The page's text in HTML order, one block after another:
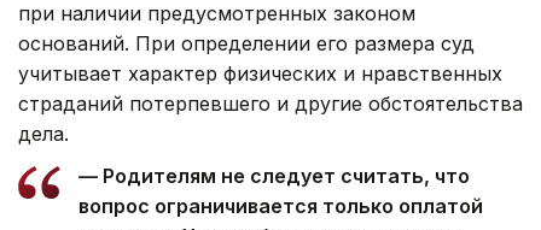
при наличии предусмотренных законом
оснований. При определении его размера суд
учитывает характер физических и нравственных
страданий потерпевшего и другие обстоятельства
дела.
— Родителям не следует считать, что
вопрос ограничивается только оплатой